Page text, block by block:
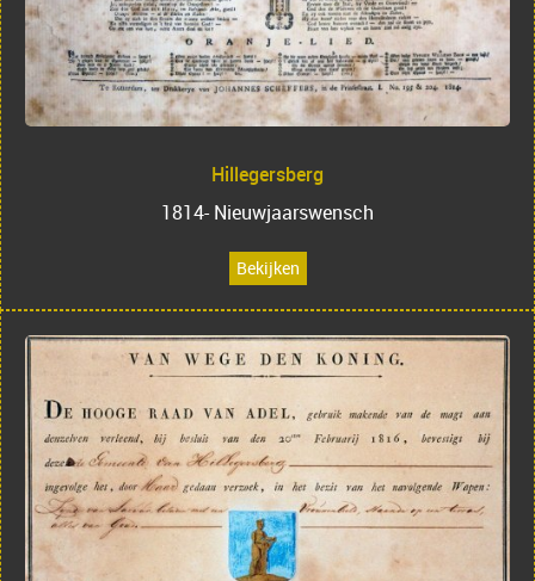
Hillegersberg
1814- Nieuwjaarswensch
Bekijken